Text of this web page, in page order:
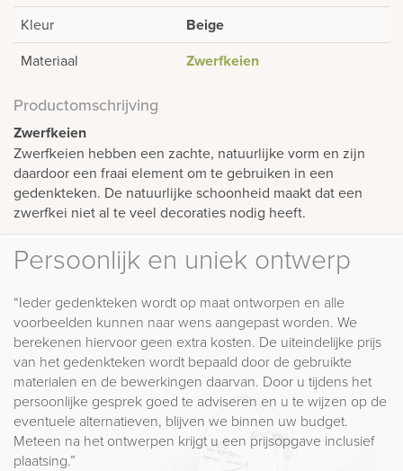
Kleur Beige
Materiaal Zwerfkeien
Productomschrijving
Zwerfkeien
Zwerfkeien hebben een zachte, natuurlijke vorm en zijn
daardoor een fraai element om te gebruiken in een
gedenkteken. De natuurlijke schoonheid maakt dat een
zwerfkei niet al te veel decoraties nodig heeft.
Persoonlijk en uniek ontwerp
“Ieder gedenkteken wordt op maat ontworpen en alle
voorbeelden kunnen naar wens aangepast worden. We
berekenen hiervoor geen extra kosten. De uiteindelijke prijs
van het gedenkteken wordt bepaald door de gebruikte
materialen en de bewerkingen daarvan. Door u tijdens het
persoonlijke gesprek goed te adviseren en u te wijzen op de
eventuele alternatieven, blijven we binnen uw budget.
Meteen na het ontwerpen krijgt u een prijsopgave inclusief
plaatsing.”